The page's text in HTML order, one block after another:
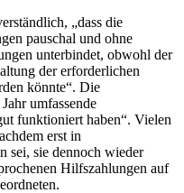
„dass die
pauschal und ohne
unterbindet, obwohl der
der erforderlichen
könnte“. Die
umfassende
funktioniert haben“. Vielen
erst in
sei, sie dennoch wieder
Hilfszahlungen auf